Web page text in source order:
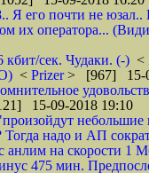
Я его почти не
их оператора...
кбит/сек. Чудаки. (-) <
< Prizer> [967] 15-
15-09-2018 19:10
небольшие
Тогда надо и АП
на скорости 1
475 мин.